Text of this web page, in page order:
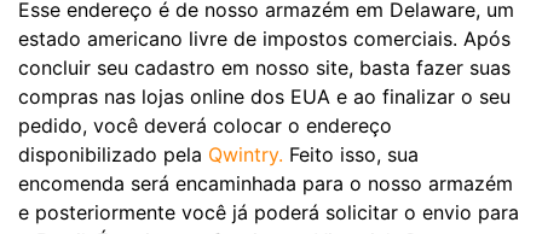
Esse endereço é de nosso armazém em Delaware, um
estado americano livre de impostos comerciais. Após
concluir seu cadastro em nosso site, basta fazer suas
compras nas lojas online dos EUA e ao finalizar o seu
pedido, você deverá colocar o endereço
disponibilizado pela Qwintry. Feito isso, sua
encomenda será encaminhada para o nosso armazém
e posteriormente você já poderá solicitar o envio para